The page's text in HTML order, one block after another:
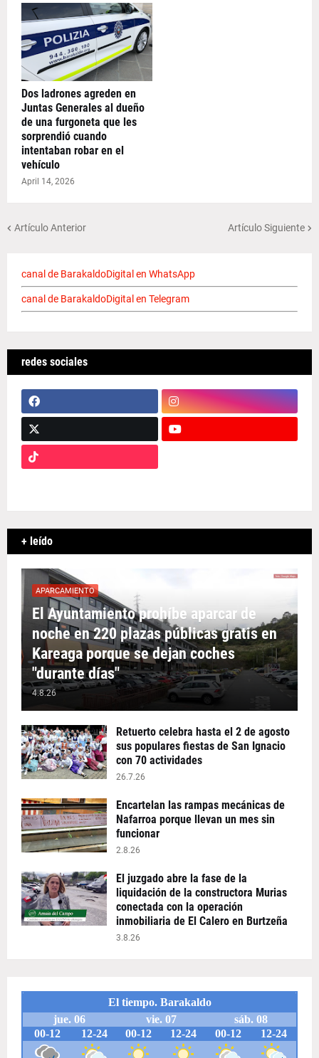
Dos ladrones agreden en
Juntas Generales al dueño
de una furgoneta que les
sorprendió cuando
intentaban robar en el
vehículo
April 14, 2026
Artículo Anterior Artículo Siguiente
canal de BarakaldoDigital en WhatsApp
canal de BarakaldoDigital en Telegram
redes sociales
+ leído
APARCAMIENTO
El Ayuntamiento prohíbe aparcar de
noche en 220 plazas públicas gratis en
Kareaga porque se dejan coches
"durante días"
4.8.26
Retuerto celebra hasta el 2 de agosto
sus populares fiestas de San Ignacio
con 70 actividades
26.7.26
Encartelan las rampas mecánicas de
Nafarroa porque llevan un mes sin
funcionar
2.8.26
El juzgado abre la fase de la
liquidación de la constructora Murias
conectada con la operación
inmobiliaria de El Calero en Burtzeña
3.8.26